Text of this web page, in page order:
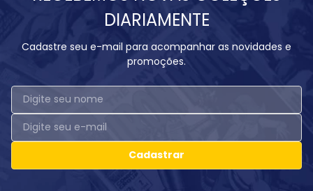
DIARIAMENTE
Cadastre seu e-mail para acompanhar as novidades e
promoções.
Cadastrar